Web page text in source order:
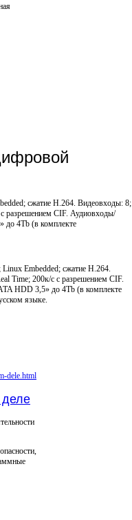
сжатие Н.264. Видеовходы: 8;
разрешением CIF. Аудиовходы/
4Tb (в комплекте
Linux Embedded; сжатие Н.264.
Time; 200к/с с разрешением CIF.
HDD 3,5» до 4Tb (в комплекте
языке.